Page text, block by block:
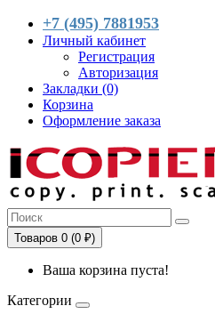
+7 (495) 7881953
Личный кабинет
Регистрация
Авторизация
Закладки (0)
Корзина
Оформление заказа
Товаров 0 (0 ₽)
Ваша корзина пуста!
Категории